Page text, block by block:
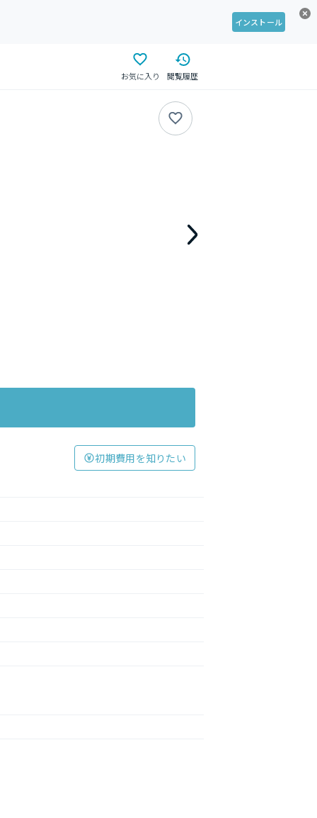
インストール
お気に入り 閲覧履歴
初期費用を知りたい